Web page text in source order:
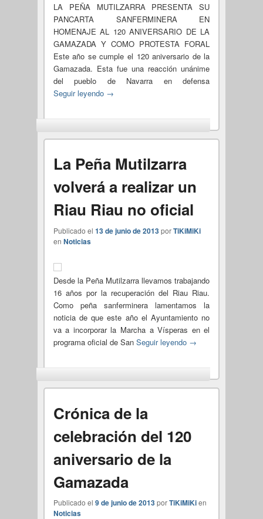
LA PEÑA MUTILZARRA PRESENTA SU
PANCARTA SANFERMINERA EN
HOMENAJE AL 120 ANIVERSARIO DE LA
GAMAZADA Y COMO PROTESTA FORAL
Este año se cumple el 120 aniversario de la
Gamazada. Esta fue una reacción unánime
del pueblo de Navarra en defensa
Seguir leyendo →
La Peña Mutilzarra
volverá a realizar un
Riau Riau no oficial
Publicado el 13 de junio de 2013porTiKiMiKi
en Noticias
Desde la Peña Mutilzarra llevamos trabajando
16 años por la recuperación del Riau Riau.
Como peña sanferminera lamentamos la
noticia de que este año el Ayuntamiento no
va a incorporar la Marcha a Vísperas en el
programa oficial de San Seguir leyendo →
Crónica de la
celebración del 120
aniversario de la
Gamazada
Publicado el 9 de junio de 2013porTiKiMiKien
Noticias